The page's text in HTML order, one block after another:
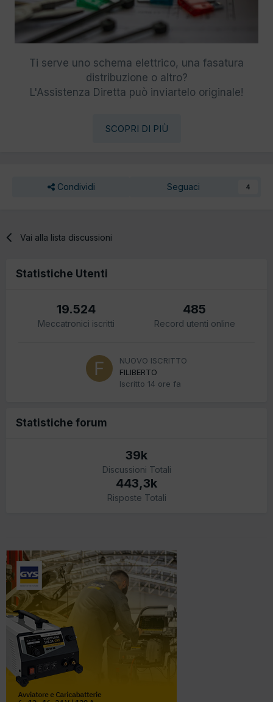
Ti serve uno schema elettrico, una fasatura
distribuzione o altro?
L'Assistenza Diretta può inviartelo originale!
SCOPRI DI PIÙ
Condividi Seguaci 4
Vai alla lista discussioni
Statistiche Utenti
19.524
Meccatronici iscritti
485
Record utenti online
NUOVO ISCRITTO
FILIBERTO
Iscritto 14 ore fa
Statistiche forum
39k
Discussioni Totali
443,3k
Risposte Totali